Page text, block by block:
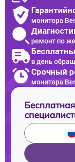
монитора
ремонт по
в день
Срочный
монитора